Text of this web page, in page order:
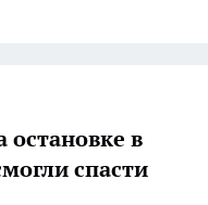
в
спасти